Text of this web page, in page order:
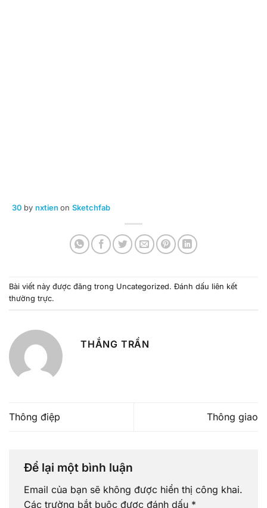
30 by nxtien on Sketchfab
Bài viết này được đăng trong Uncategorized. Đánh dấu liên kết
thường trực.
THẮNG TRẦN
Thông điệp Thông giao
Để lại một bình luận
Email của bạn sẽ không được hiển thị công khai.
Các trường bắt buộc được đánh dấu *